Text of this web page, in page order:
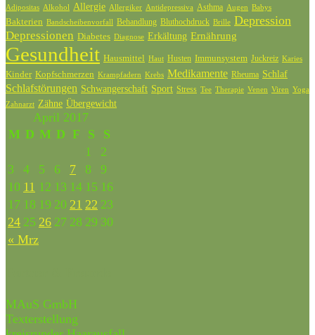
Adipositas Alkohol Allergie Allergiker Antidepressiva Asthma Augen Babys
Bakterien Bandscheibenvorfall Behandlung Bluthochdruck Brille Depression
Depressionen Diabetes Diagnose Erkältung Ernährung
Gesundheit Hausmittel Haut Husten Immunsystem Juckreiz Karies
Kinder Kopfschmerzen Krampfadern Krebs Medikamente Rheuma Schlaf
Schlafstörungen Schwangerschaft Sport Stress Tee Therapie Venen Viren Yoga
Zahnarzt Zähne Übergewicht
April 2017
M D M D F S S
« Mrz
1
2
3
4 5 6 7 8
9
10 11 12 13 14 15 16
17 18 19 20 21 22 23
24 25 26 27 28 29 30
MAuS GmbH
Texterstellung